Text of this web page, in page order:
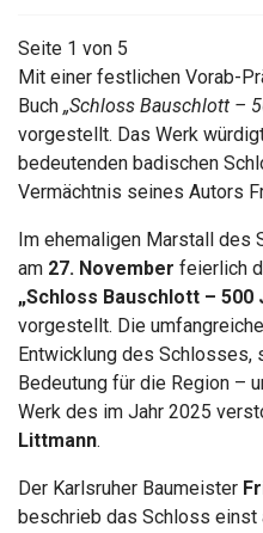
Seite 1 von 5
Mit einer festlichen Vorab-
Buch „Schloss Bauschlott –
vorgestellt. Das Werk
bedeutenden badischen
Vermächtnis seines Autors
Im ehemaligen Marstall des
am 27. November feierlich
„Schloss Bauschlott – 500
vorgestellt. Die
Entwicklung des Schlosses,
Bedeutung für die Region –
Werk des im Jahr 2025
Littmann.
Der Karlsruher Baumeister
beschrieb das Schloss einst